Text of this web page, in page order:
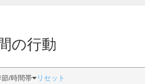
の行動
節/時間帯 リセット